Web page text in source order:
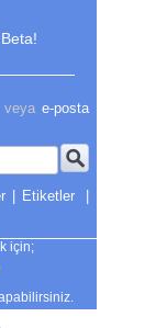
Beta!
veya e-posta
| Etiketler
|
için;